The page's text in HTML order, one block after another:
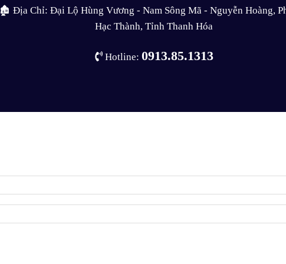
🏚 Địa Chỉ: Đại Lộ Hùng Vương - Nam Sông Mã - Nguyễn Hoàng,
Hạc Thành, Tỉnh Thanh Hóa
Hotline: 0913.85.1313